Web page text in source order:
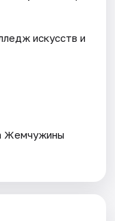
искусств и
Жемчужины